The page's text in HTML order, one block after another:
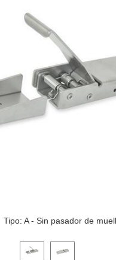
Tipo: A - Sin pasador de
Haga clic en una imagen de